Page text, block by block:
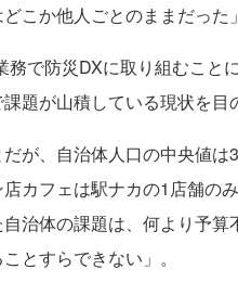
こか他人ごとのままだった
で防災DXに取り組むこと
題が山積している現状を目
が、自治体人口の中央値は
カフェは駅ナカの1店舗の
治体の課題は、何より予
とすらできない」。